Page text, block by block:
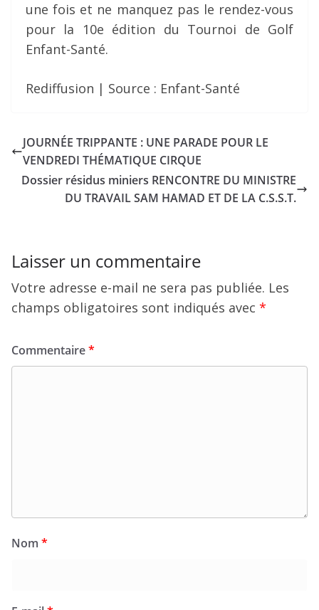
une fois et ne manquez pas le rendez-vous
pour la 10e édition du Tournoi de Golf
Enfant-Santé.
Rediffusion | Source : Enfant-Santé
JOURNÉE TRIPPANTE : UNE PARADE POUR LE
VENDREDI THÉMATIQUE CIRQUE
Dossier résidus miniers RENCONTRE DU MINISTRE
DU TRAVAIL SAM HAMAD ET DE LA C.S.S.T.
Laisser un commentaire
Votre adresse e-mail ne sera pas publiée. Les
champs obligatoires sont indiqués avec *
Commentaire*
Nom *